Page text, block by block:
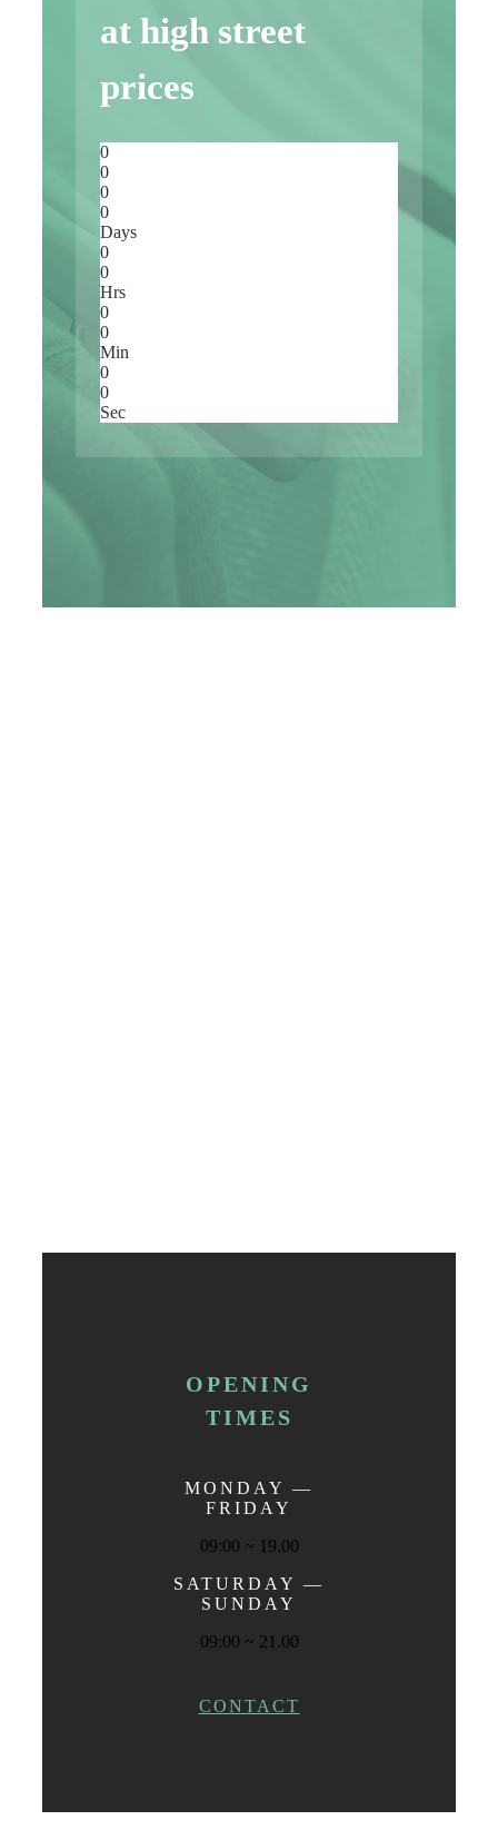
at high street
prices
0
0
0
0
Days
0
0
Hrs
0
0
Min
0
0
Sec
OPENING
TIMES
MONDAY —
FRIDAY
09:00 ~ 19.00
SATURDAY —
SUNDAY
09:00 ~ 21.00
CONTACT